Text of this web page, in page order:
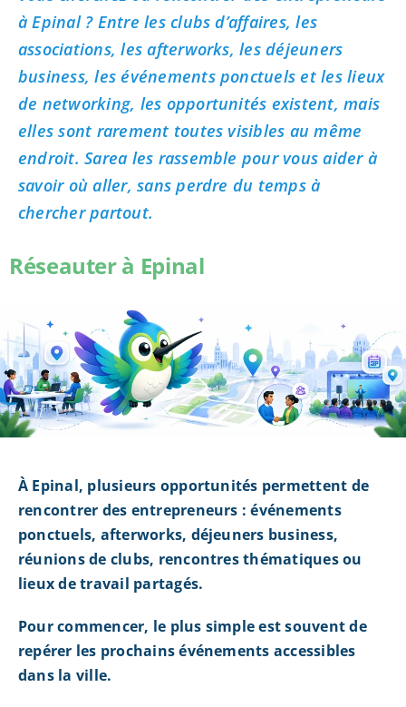
à Epinal ? Entre les clubs d’affaires, les
associations, les afterworks, les déjeuners
business, les événements ponctuels et les lieux
de networking, les opportunités existent, mais
elles sont rarement toutes visibles au même
endroit. Sarea les rassemble pour vous aider à
savoir où aller, sans perdre du temps à
chercher partout.
Réseauter à Epinal
À Epinal, plusieurs opportunités permettent de
rencontrer des entrepreneurs : événements
ponctuels, afterworks, déjeuners business,
réunions de clubs, rencontres thématiques ou
lieux de travail partagés.
Pour commencer, le plus simple est souvent de
repérer les prochains événements accessibles
dans la ville.